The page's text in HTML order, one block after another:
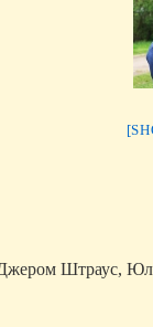
Штраус,